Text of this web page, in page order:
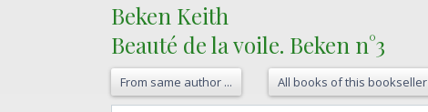
‎Beken Keith‎
‎Beauté de la voile. Beken n°3‎
From same author ... All books of this bookseller